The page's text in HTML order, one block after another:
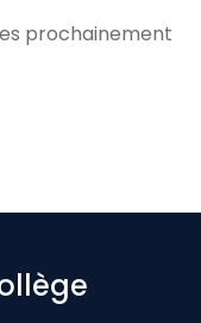
prochainement